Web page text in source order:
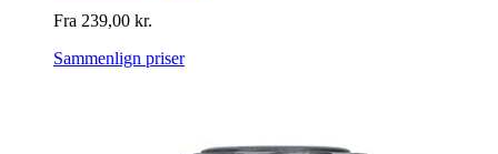
Fra 239,00 kr.
Sammenlign priser